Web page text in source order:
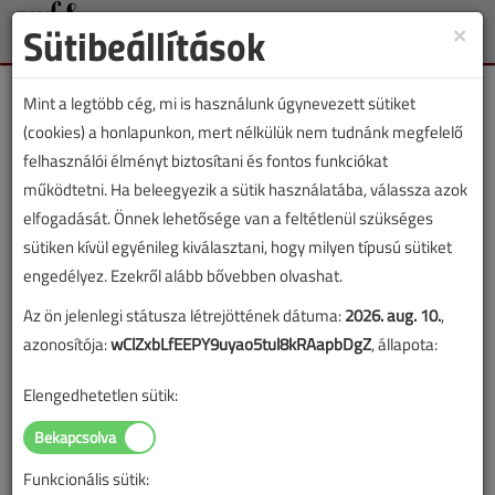
Toggle
Lapszám:
TARTALOM
A Gellért fürdő
Figylem! Ez a cikk 12 éve frissült utoljára. A benne szereplő
információk mára aktualitásukat veszíthették, valamint a tartalom
×
Sütibeállítások
Mint a legtöbb cég, mi is használunk úgynevezett sütiket
(cookies) a honlapunkon, mert nélkülük nem tudnánk megfelelő
felhasználói élményt biztosítani és fontos funkciókat
működtetni. Ha beleegyezik a sütik használatába, válassza azok
elfogadását. Önnek lehetősége van a feltétlenül szükséges
sütiken kívül egyénileg kiválasztani, hogy milyen típusú sütiket
engedélyez. Ezekről alább bővebben olvashat.
Az ön jelenlegi státusza létrejöttének dátuma:2026. aug. 10.,
azonosítója:wClZxbLfEEPY9uyao5tul8kRAapbDgZ, állapota:
Elengedhetetlen sütik:
Funkcionális sütik: